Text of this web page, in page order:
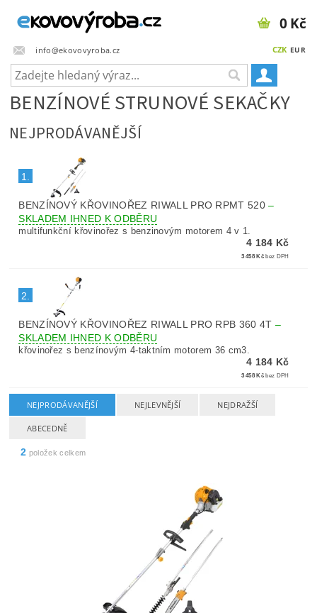
info@ekovovyroba.cz CZK EUR
0 Kč
BENZÍNOVÉ STRUNOVÉ SEKAČKY
NEJPRODÁVANĚJŠÍ
1.
BENZÍNOVÝ KŘOVINOŘEZ RIWALL PRO RPMT 520–
SKLADEM IHNED K ODBĚRU
multifunkční křovinořez s benzinovým motorem 4 v 1.
4 184 Kč
3 458 Kč bez DPH
2.
BENZÍNOVÝ KŘOVINOŘEZ RIWALL PRO RPB 360 4T–
SKLADEM IHNED K ODBĚRU
křovinořez s benzínovým 4-taktním motorem 36 cm3.
4 184 Kč
3 458 Kč bez DPH
NEJPRODÁVANĚJŠÍ NEJLEVNĚJŠÍ NEJDRAŽŠÍ
ABECEDNĚ
2 položek celkem